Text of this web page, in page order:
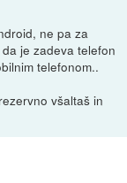
ne pa za
je zadeva telefon
telefonom..
všaltaš in